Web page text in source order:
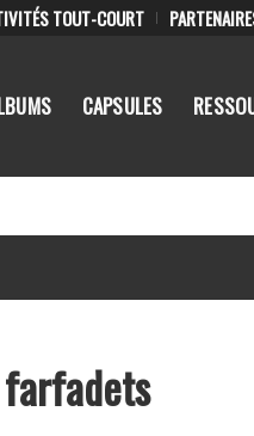
TOUT-COURT
CAPSULES